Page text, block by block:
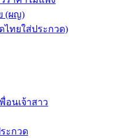
(ผญ)
ทยใส่ประกวด)
อนเจ้าสาว
ะกวด